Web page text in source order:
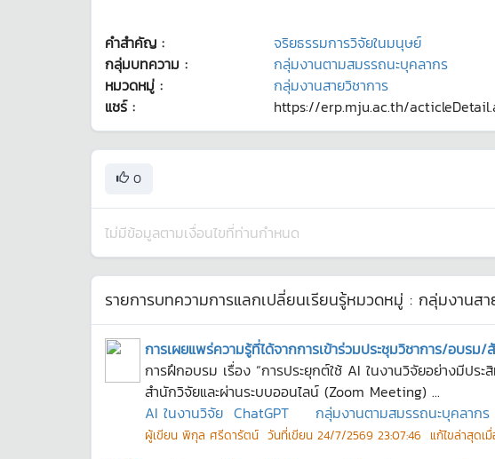
คำสำคัญ :
จริยธรรมการวิจัยในมนุษย์
กลุ่มบทความ :
กลุ่มงานตามสมรรถนะบุคลากร
หมวดหมู่ :
กลุ่มงานสายวิชาการ
แชร์ :
https://erp.mju.ac.th/
0
ไม่มีข้อมูลตามเงื่อนไขที่ท่านกำหนด
รายการบทความการแลกเปลี่ยนเรียนรู้หมวดหมู่ : กลุ่มงานสา
การเผยแพร่ความรู้ที่ได้จากการเข้าร่วมประชุมวิชาการ/อบรม/
การฝึกอบรม เรื่อง “การประยุกต์ใช้ AI ในงานวิจัยอย่างมี
สำนักวิจัยและผ่านระบบออนไลน์ (Zoom Meeting) ...
AI ในงานวิจัย ChatGPT กลุ่มงานตามสมรรถนะบุคลากร
ผู้เขียน พิกุล ศรีดารัตน์ วันที่เขียน 24/7/2569 23:07:46 แก้ไขล่าสุดเ